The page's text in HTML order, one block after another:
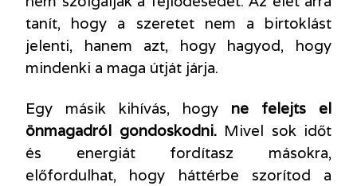
tanít, hogy a szeretet nem a birtoklást
jelenti, hanem azt, hogy hagyod, hogy
mindenki a maga útját járja.
Egy másik kihívás, hogy ne felejts el
önmagadról gondoskodni.Mivel sok időt
és energiát fordítasz másokra,
előfordulhat, hogy háttérbe szorítod a